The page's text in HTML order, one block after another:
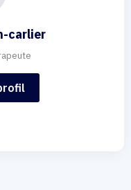
carlier